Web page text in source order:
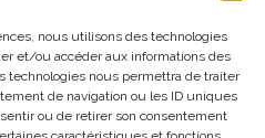
nous utilisons des technologies
et/ou accéder aux informations des
technologies nous permettra de traiter
de navigation ou les ID uniques
ou de retirer son consentement